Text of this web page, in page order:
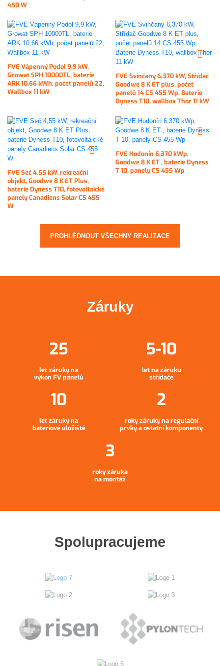
450 W
FVE Vápenný Podol 9,9 kW,
Growat SPH 10000TL, baterie
ARK 10,66 kWh, počet panelů 22,
Wallbox 11 kW
FVE Svinčany 6,370 kW, Střídač
Goodwe 8 K ET plus, počet
panelů 14 CS 455 Wp, Baterie
Dyness T10, wallbox Thor 11 kW
FVE Seč 4,55 kW, rekreační
objekt, Goodwe 8 K ET Plus,
baterie Dyness T10, fotovoltaické
panely Canadiens Solar CS 455
W
FVE Hodonín 6,370 kWp,
Goodwe 8 K ET , baterie Dyness
T 10, panely CS 455 Wp
PROHLÉDNOUT VŠECHNY REALIZACE
Záruky
let záruky na
výkon FV panelů
let na záruku
střídače
let záruky na
bateriové uložiště
roky záruky na regulační
prvky a ostatní komponenty
roky záruka
na montáž
Spolupracujeme